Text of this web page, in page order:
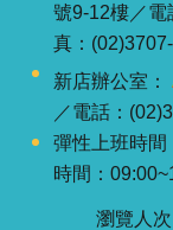
臺
性
號9-12樓／電
真：
新店辦公室：
／電話：
彈性上班時間
時間：
瀏覽人次